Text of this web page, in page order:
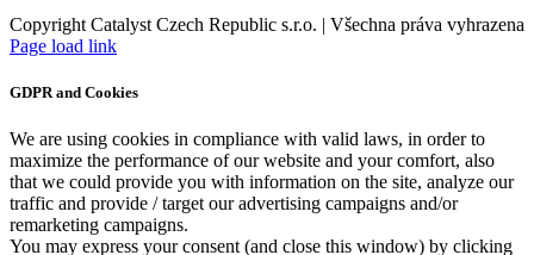
Copyright Catalyst Czech Republic s.r.o. | Všechna práva vyhrazena
Facebook
Instagram
Page load link
GDPR and Cookies
We are using cookies in compliance with valid laws, in order to
maximize the performance of our website and your comfort, also
that we could provide you with information on the site, analyze our
traffic and provide / target our advertising campaigns and/or
remarketing campaigns.
You may express your consent (and close this window) by clicking